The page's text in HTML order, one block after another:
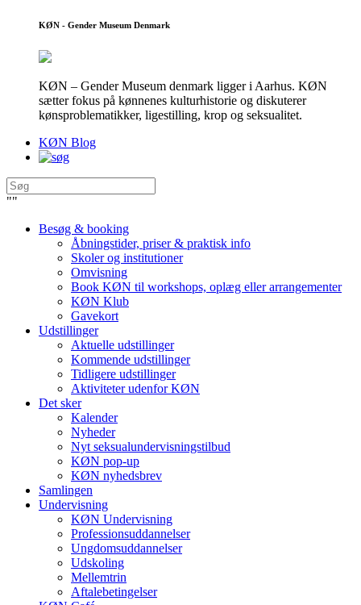
KØN - Gender Museum Denmark
KØN – Gender Museum denmark ligger i Aarhus. KØN
sætter fokus på kønnenes kulturhistorie og diskuterer
kønsproblematikker, ligestilling, krop og seksualitet.
KØN Blog
""
Besøg & booking
Åbningstider, priser & praktisk info
Skoler og institutioner
Omvisning
Book KØN til workshops, oplæg eller arrangementer
KØN Klub
Gavekort
Udstillinger
Aktuelle udstillinger
Kommende udstillinger
Tidligere udstillinger
Aktiviteter udenfor KØN
Det sker
Kalender
Nyheder
Nyt seksualundervisningstilbud
KØN pop-up
KØN nyhedsbrev
Samlingen
Undervisning
KØN Undervisning
Professionsuddannelser
Ungdomsuddannelser
Udskoling
Mellemtrin
Aftalebetingelser